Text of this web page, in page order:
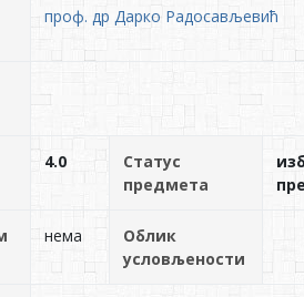
проф. др Дарко Радосављевић
4.0
Статус
предмета
нема
Облик
условљености